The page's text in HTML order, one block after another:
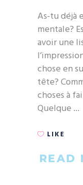
As-tu déjà
mentale?
avoir une
chose en
tête?
choses à
Quelque
LIKE
READ